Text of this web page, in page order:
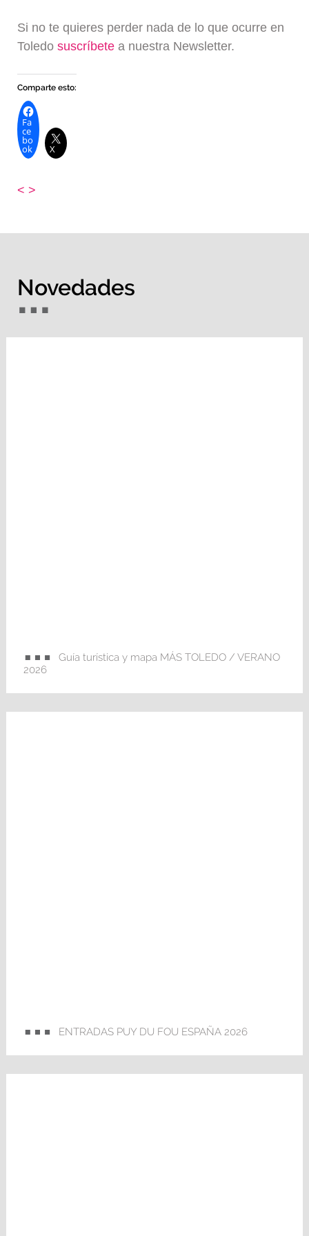
Si no te quieres perder nada de lo que ocurre en
Toledosuscríbete a nuestra Newsletter.
Comparte esto:
Fa
ce
bo
ok X
< >
Novedades
Guía turística y mapa MÁS TOLEDO / VERANO
2026
ENTRADAS PUY DU FOU ESPAÑA 2026